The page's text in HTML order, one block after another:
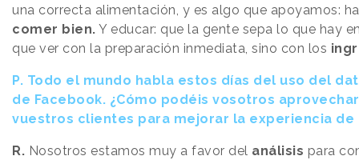
una correcta alimentación, y es algo que apoyamos:
comer bien. Y educar: que la gente sepa lo que hay
que ver con la preparación inmediata, sino con los
P. Todo el mundo habla estos días del uso del
de Facebook. ¿Cómo podéis vosotros
vuestros clientes para mejorar la experiencia de
R. Nosotros estamos muy a favor del análisis para